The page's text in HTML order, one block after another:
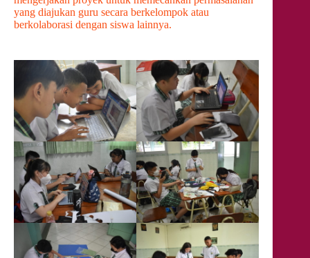
yang diajukan guru secara berkelompok atau
berkolaborasi dengan siswa lainnya.